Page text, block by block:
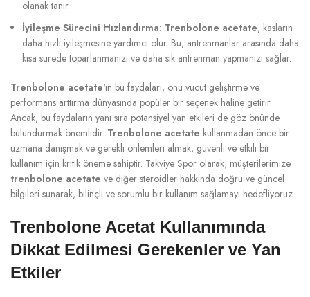
olanak tanır.
İyileşme Sürecini Hızlandırma: Trenbolone acetate, kasların
daha hızlı iyileşmesine yardımcı olur. Bu, antrenmanlar arasında daha
kısa sürede toparlanmanızı ve daha sık antrenman yapmanızı sağlar.
Trenbolone acetate‘ın bu faydaları, onu vücut geliştirme ve
performans arttırma dünyasında popüler bir seçenek haline getirir.
Ancak, bu faydaların yanı sıra potansiyel yan etkileri de göz önünde
bulundurmak önemlidir. Trenbolone acetate kullanmadan önce bir
uzmana danışmak ve gerekli önlemleri almak, güvenli ve etkili bir
kullanım için kritik öneme sahiptir. Takviye Spor olarak, müşterilerimize
trenbolone acetate ve diğer steroidler hakkında doğru ve güncel
bilgileri sunarak, bilinçli ve sorumlu bir kullanım sağlamayı hedefliyoruz.
Trenbolone Acetat Kullanımında
Dikkat Edilmesi Gerekenler ve Yan
Etkiler